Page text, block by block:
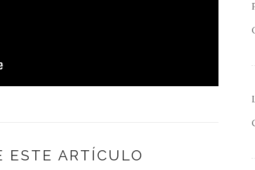
ESTE ARTÍCULO